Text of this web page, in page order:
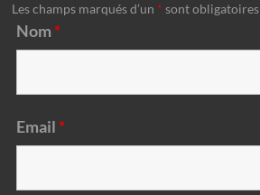
Les champs marqués d’un * sont obligatoires
Nom *
Email *